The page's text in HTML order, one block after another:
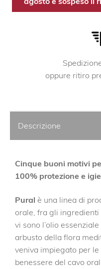
oppure ritiro
Descrizione
Cinque buoni motivi
100% protezione e
Pural è una linea di
orale, fra gli
vi sono l’olio
arbusto della flora
veniva impiegato per
benessere del cavo